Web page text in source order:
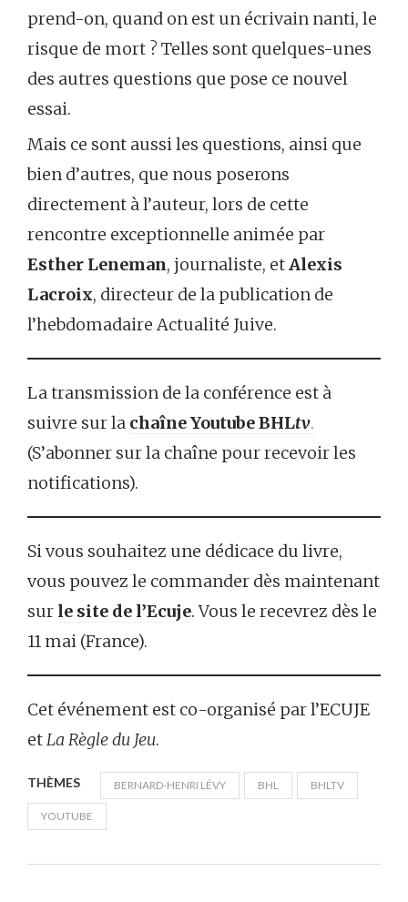
prend-on, quand on est un écrivain nanti, le
risque de mort ? Telles sont quelques-unes
des autres questions que pose ce nouvel
essai.
Mais ce sont aussi les questions, ainsi que
bien d’autres, que nous poserons
directement à l’auteur, lors de cette
rencontre exceptionnelle animée par
Esther Leneman, journaliste, etAlexis
Lacroix, directeur de la publication de
l’hebdomadaire Actualité Juive.
La transmission de la conférence est à
suivre sur la chaîne Youtube BHLtv.
(S’abonner sur la chaîne pour recevoir les
notifications).
Si vous souhaitez une dédicace du livre,
vous pouvez le commander dès maintenant
sur le site de l’Ecuje. Vous le recevrez dès le
11 mai (France).
Cet événement est co-organisé par l’ECUJE
etLa Règle du Jeu.
THÈMES BERNARD-HENRI LÉVY BHL BHLTV
YOUTUBE